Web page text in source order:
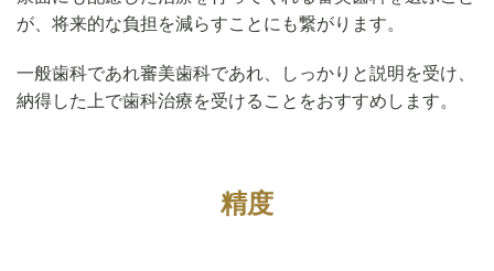
が、将来的な負担を減らすことにも繋がります。
一般歯科であれ審美歯科であれ、しっかりと説明を受け、
納得した上で歯科治療を受けることをおすすめします。
精度